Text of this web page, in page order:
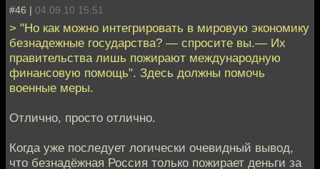
#46 | 04.09.10 15:51
> "Но как можно интегрировать в мировую экономику
безнадежные государства? — спросите вы.— Их
правительства лишь пожирают международную
финансовую помощь". Здесь должны помочь
военные меры.
Отлично, просто отлично.
Когда уже последует логически очевидный вывод,
что безнадёжная Россия только пожирает деньги за